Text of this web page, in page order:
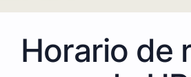
Horario de